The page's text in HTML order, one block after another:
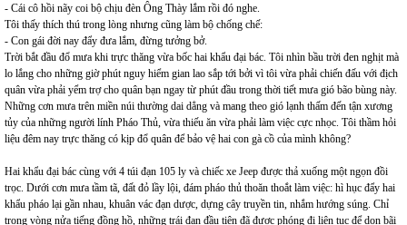
- Cái cô hồi nãy coi bộ chịu đèn Ông Thày lắm rồi đó nghe.
Tôi thấy thích thú trong lòng nhưng cũng làm bộ chống chế:
- Con gái đời nay đẩy đưa lắm, đừng tưởng bở.
Trời bắt đầu đổ mưa khi trực thăng vừa bốc hai khẩu đại bác. Tôi nhìn bầu trời đen nghịt mà
lo lắng cho những giờ phút nguy hiểm gian lao sắp tới bởi vì tôi vừa phải chiến đấu với địch
quân vừa phải yểm trợ cho quân bạn ngay từ phút đầu trong thời tiết mưa gió bão bùng này.
Những cơn mưa trên miền núi thường dai dẳng và mang theo gió lạnh thấm đến tận xương
tủy của những người lính Pháo Thủ, vừa thiếu ăn vừa phải làm việc cực nhọc. Tôi thầm hỏi
liệu đêm nay trực thăng có kịp đổ quân để bảo vệ hai con gà cồ của mình không?
Hai khẩu đại bác cùng với 4 túi đạn 105 ly và chiếc xe Jeep được thả xuống một ngọn đồi
trọc. Dưới cơn mưa tầm tã, đất đỏ lầy lội, đám pháo thủ thoăn thoắt làm việc: hì hục đẩy hai
khẩu pháo lại gần nhau, khuân vác đạn dược, dựng cây truyền tin, nhắm hướng súng. Chỉ
trong vòng nửa tiếng đồng hồ, những trái đạn đầu tiên đã được phóng đi liên tục để dọn bãi